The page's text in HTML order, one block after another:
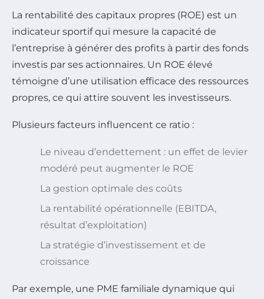
La rentabilité des capitaux propres (ROE) est un
indicateur sportif qui mesure la capacité de
l’entreprise à générer des profits à partir des fonds
investis par ses actionnaires. Un ROE élevé
témoigne d’une utilisation efficace des ressources
propres, ce qui attire souvent les investisseurs.
Plusieurs facteurs influencent ce ratio :
Le niveau d’endettement : un effet de levier
modéré peut augmenter le ROE
La gestion optimale des coûts
La rentabilité opérationnelle (EBITDA,
résultat d’exploitation)
La stratégie d’investissement et de
croissance
Par exemple, une PME familiale dynamique qui